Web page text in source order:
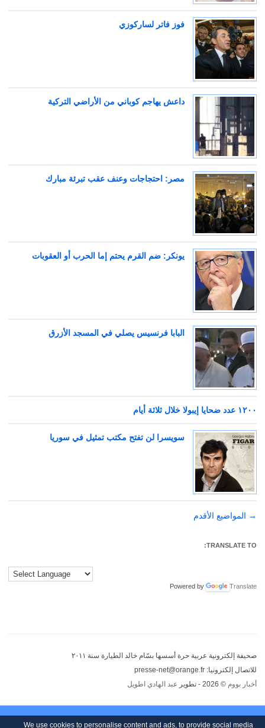
فوز فاتر لساركوزي
داعش يهاجم كوباني من الأراضي التركية
مصر: احتجاجات وعنف عقب تبرئة مبارك
يونكر: ضم القرم يحتم إما الحرب أو العقوبات
البابا فرنسيس يصلي في المسجد الأزرق
١٢٠٠ عدد ضحايا إيبولا خلال ثلاثة أيام
سويسرا لن تفتح مكتب تمثيل في سوريا
تصفّح
→ المواضيع الأقدم
TRANSLATE TO:
Powered by Translate
صحيفة إلكترونية عربية حرة أسسها بسّام خالد الطيارة سنة ٢٠١١
للاتصال إلكترونيا: presse-net@orange.fr
أخبار بووم © 2026 - تطوير عبد الهادي اطويل
We use cookies to personalise content and ads, to provide social media